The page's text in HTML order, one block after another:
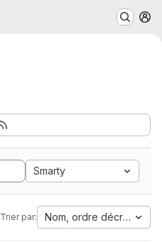
Smarty
Trier par: Nom, ordre décroissant